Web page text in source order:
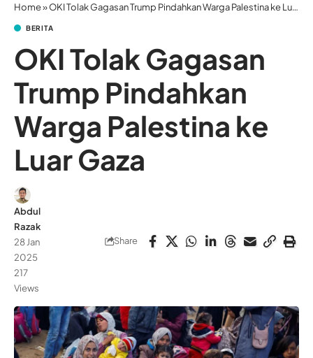
Home»OKI Tolak Gagasan Trump Pindahkan Warga Palestina ke Luar Gaza
BERITA
OKI Tolak Gagasan
Trump Pindahkan
Warga Palestina ke
Luar Gaza
Abdul
Razak
28 Jan
2025
217
Views
Share